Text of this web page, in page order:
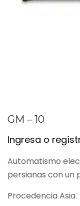
GM – 10
Ingresa o
Automatismo
persianas con un
Procedencia Asia.